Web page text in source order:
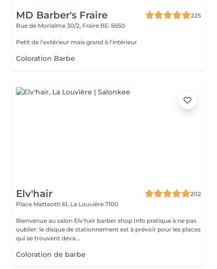
MD Barber's Fraire
225
Rue de Morialme 30/2, Fraire BE-5650
Petit de l'extérieur mais grand à l'intérieur
Coloration Barbe
Elv'hair
202
Place Matteotti 61, La Louvière 7100
Bienvenue au salon Elv'hair barber shop Info pratique à ne pas
oublier: le disque de stationnement est à prévoir pour les places
qui se trouvent deva...
Coloration de barbe